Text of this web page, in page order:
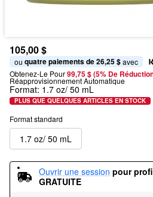
105,00 $
ou quatre paiements de 26,25 $ avec
Obtenez-Le Pour99,75 $ (5% De
Réapprovisionnement Automatique
Format: 1.7 oz/ 50 mL
PLUS QUE QUELQUES ARTICLES EN STOCK
Format standard
1.7 oz/ 50 mL
Ouvrir une session pour
GRATUITE